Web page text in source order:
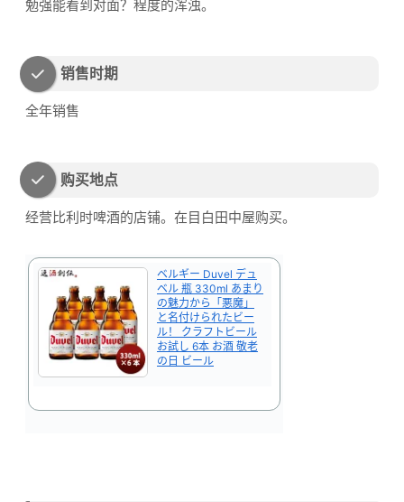
勉强能看到对面？程度的浑浊。
销售时期
全年销售
购买地点
经营比利时啤酒的店铺。在目白田中屋购买。
ベルギー Duvel デュ
ベル 瓶 330ml あまり
の魅力から「悪魔」
と名付けられたビー
ル！ クラフトビール
お試し 6本 お酒 敬老
の日 ビール